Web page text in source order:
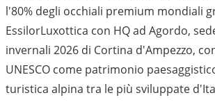
l'80% degli occhiali premium mondiali
EssilorLuxottica con HQ ad Agordo,
invernali 2026 di Cortina d'Ampezzo,
UNESCO come patrimonio
turistica alpina tra le più sviluppate